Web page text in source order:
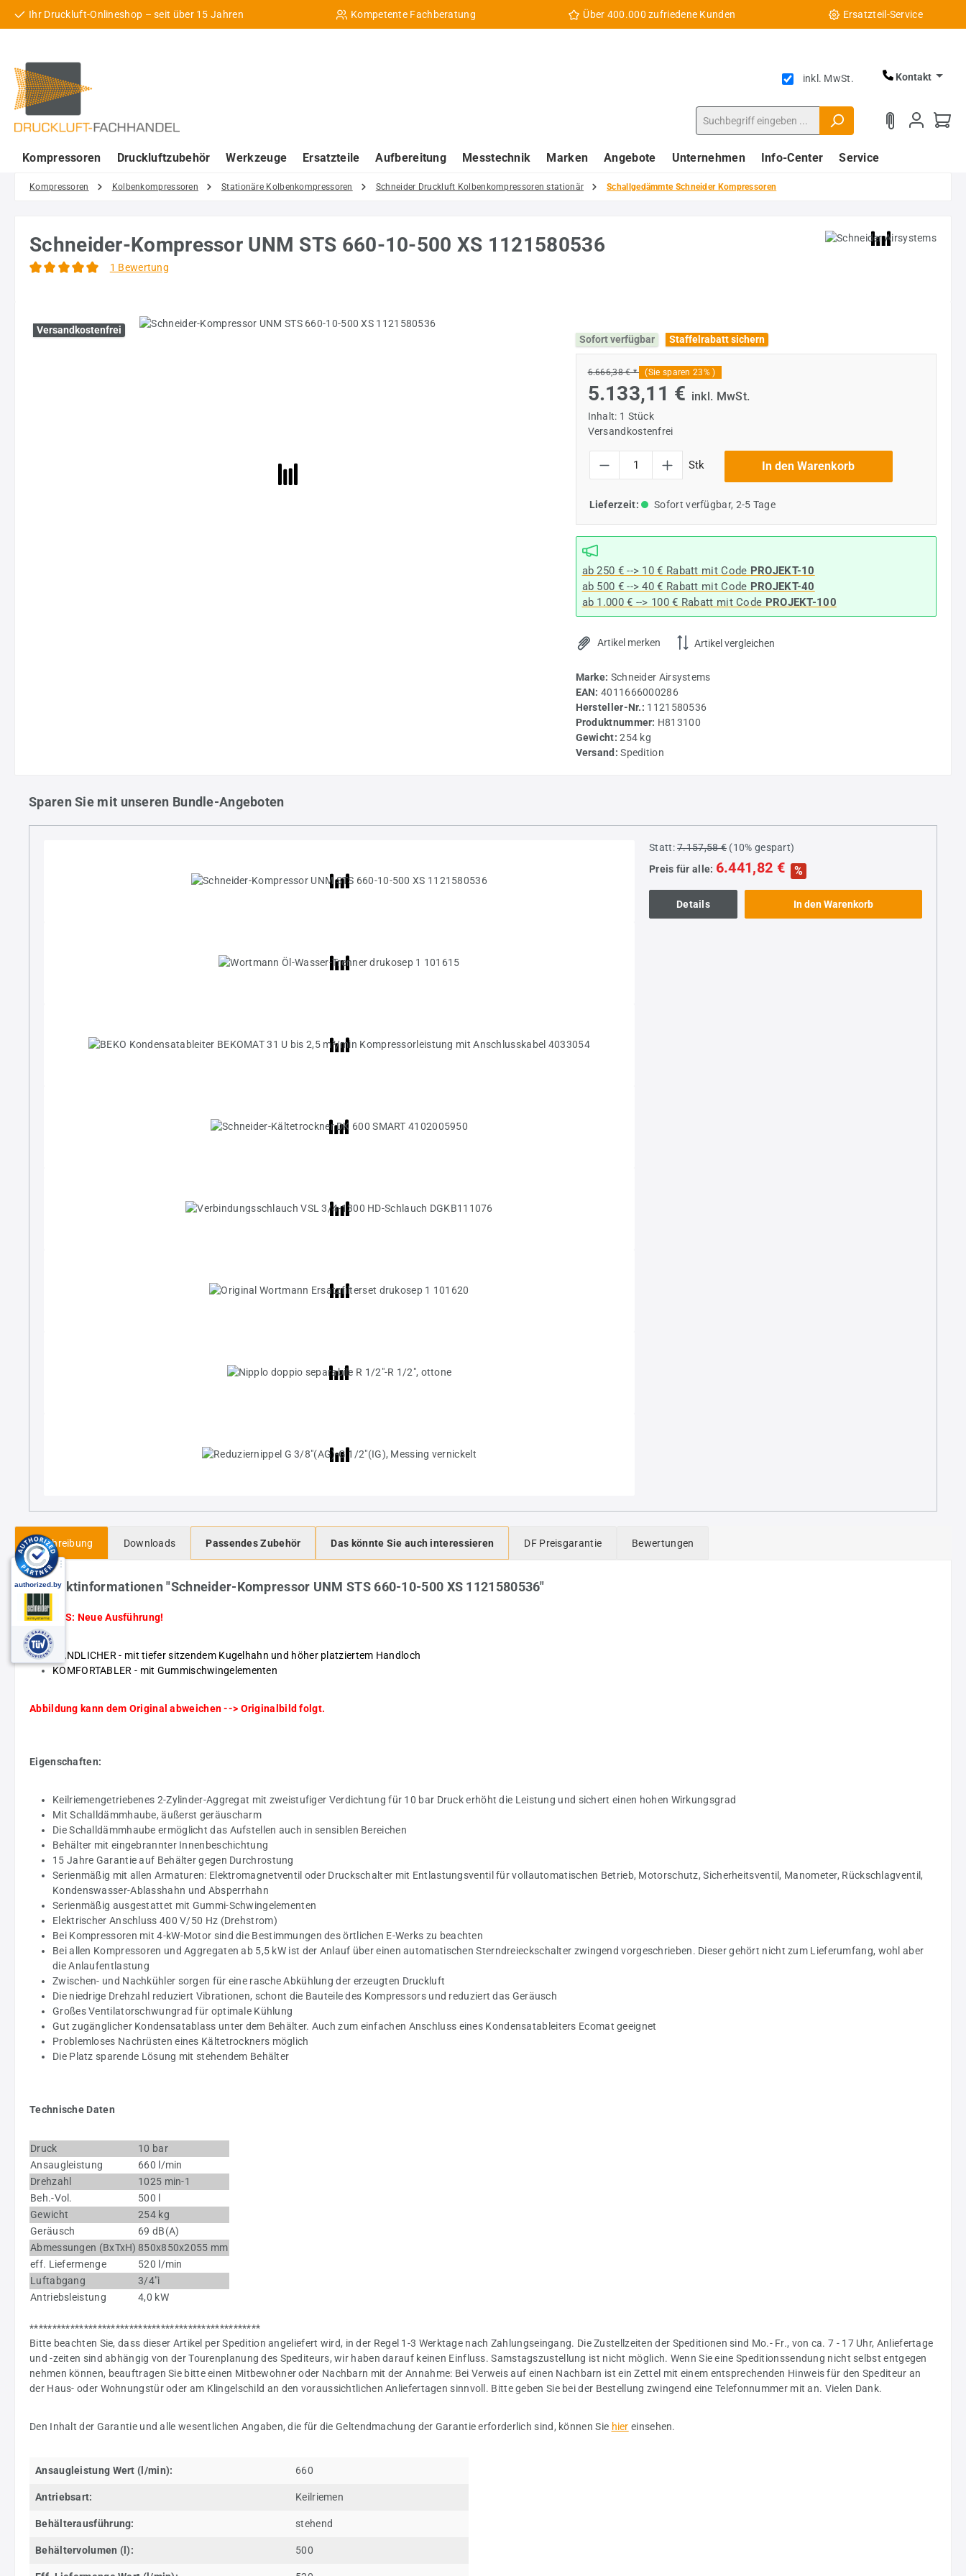
Hauptinhalt springen
Zur Suche springen
Zur Hauptnavigation springen
Ihr Druckluft-Onlineshop – seit über 15 Jahren Kompetente Fachberatung Über 400.000 zufriedene Kunden Ersatzteil-Service
inkl. MwSt. Kontakt
Kompressoren Druckluftzubehör Werkzeuge Ersatzteile Aufbereitung Messtechnik Marken Angebote Unternehmen Info-Center Service
Kompressoren Kolbenkompressoren Stationäre Kolbenkompressoren Schneider Druckluft Kolbenkompressoren stationär Schallgedämmte Schneider Kompressoren
Schneider-Kompressor UNM STS 660-10-500 XS 1121580536
1 Bewertung
Bildergalerie überspringen
Versandkostenfrei
Sofort verfügbar
Staffelrabatt sichern
6.666,38 € * (Sie sparen 23% )
5.133,11 € inkl. MwSt.
Inhalt: 1 Stück
Versandkostenfrei
Stk In den Warenkorb
Lieferzeit: Sofort verfügbar, 2-5 Tage
ab 250 € --> 10 € Rabatt mit Code PROJEKT-10
ab 500 € --> 40 € Rabatt mit Code PROJEKT-40
ab 1.000 € --> 100 € Rabatt mit Code PROJEKT-100
Artikel merken Artikel vergleichen
Marke: Schneider Airsystems
EAN: 4011666000286
Hersteller-Nr.: 1121580536
Produktnummer: H813100
Gewicht:254 kg
Versand:Spedition
Sparen Sie mit unseren Bundle-Angeboten
Statt:7.157,58 € (10% gespart)
Preis für alle: 6.441,82 € %
Details In den Warenkorb
Beschreibung Downloads Passendes Zubehör Das könnte Sie auch interessieren DF Preisgarantie Bewertungen
Produktinformationen "Schneider-Kompressor UNM STS 660-10-500 XS 1121580536"
HINWEIS: Neue Ausführung!
HANDLICHER - mit tiefer sitzendem Kugelhahn und höher platziertem Handloch
KOMFORTABLER - mit Gummischwingelementen
Abbildung kann dem Original abweichen --> Originalbild folgt.
Eigenschaften:
Keilriemengetriebenes 2-Zylinder-Aggregat mit zweistufiger Verdichtung für 10 bar Druck erhöht die Leistung und sichert einen hohen Wirkungsgrad
Mit Schalldämmhaube, äußerst geräuscharm
Die Schalldämmhaube ermöglicht das Aufstellen auch in sensiblen Bereichen
Behälter mit eingebrannter Innenbeschichtung
15 Jahre Garantie auf Behälter gegen Durchrostung
Serienmäßig mit allen Armaturen: Elektromagnetventil oder Druckschalter mit Entlastungsventil für vollautomatischen Betrieb, Motorschutz, Sicherheitsventil, Manometer, Rückschlagventil,
Kondenswasser-Ablasshahn und Absperrhahn
Serienmäßig ausgestattet mit Gummi-Schwingelementen
Elektrischer Anschluss 400 V/50 Hz (Drehstrom)
Bei Kompressoren mit 4-kW-Motor sind die Bestimmungen des örtlichen E-Werks zu beachten
Bei allen Kompressoren und Aggregaten ab 5,5 kW ist der Anlauf über einen automatischen Sterndreieckschalter zwingend vorgeschrieben. Dieser gehört nicht zum Lieferumfang, wohl aber
die Anlaufentlastung
Zwischen- und Nachkühler sorgen für eine rasche Abkühlung der erzeugten Druckluft
Die niedrige Drehzahl reduziert Vibrationen, schont die Bauteile des Kompressors und reduziert das Geräusch
Großes Ventilatorschwungrad für optimale Kühlung
Gut zugänglicher Kondensatablass unter dem Behälter. Auch zum einfachen Anschluss eines Kondensatableiters Ecomat geeignet
Problemloses Nachrüsten eines Kältetrockners möglich
Die Platz sparende Lösung mit stehendem Behälter
Technische Daten
Druck
10 bar
Ansaugleistung
660 l/min
Drehzahl
1025 min-1
Beh.-Vol.
500 l
Gewicht
254 kg
Geräusch
69 dB(A)
Abmessungen (BxTxH) 850x850x2055 mm
eff. Liefermenge
520 l/min
Luftabgang
3/4"i
Antriebsleistung
4,0 kW
***************************************************
Bitte beachten Sie, dass dieser Artikel per Spedition angeliefert wird, in der Regel 1-3 Werktage nach Zahlungseingang. Die Zustellzeiten der Speditionen sind Mo.- Fr., von ca. 7 - 17 Uhr, Anliefertage
und -zeiten sind abhängig von der Tourenplanung des Spediteurs, wir haben darauf keinen Einfluss. Samstagszustellung ist nicht möglich. Wenn Sie eine Speditionssendung nicht selbst entgegen
nehmen können, beauftragen Sie bitte einen Mitbewohner oder Nachbarn mit der Annahme: Bei Verweis auf einen Nachbarn ist ein Zettel mit einem entsprechenden Hinweis für den Spediteur an
der Haus- oder Wohnungstür oder am Klingelschild an den voraussichtlichen Anliefertagen sinnvoll. Bitte geben Sie bei der Bestellung zwingend eine Telefonnummer mit an. Vielen Dank.
Den Inhalt der Garantie und alle wesentlichen Angaben, die für die Geltendmachung der Garantie erforderlich sind, können Sie hier einsehen.
Ansaugleistung Wert (l/min): 660
Antriebsart: Keilriemen
Behälterausführung: stehend
Behältervolumen (l): 500